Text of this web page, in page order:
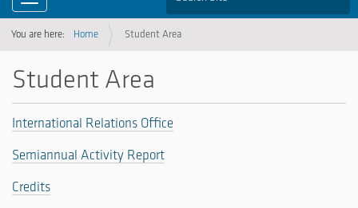
You are here: Home Student Area
Student Area
International Relations Office
Semiannual Activity Report
Credits